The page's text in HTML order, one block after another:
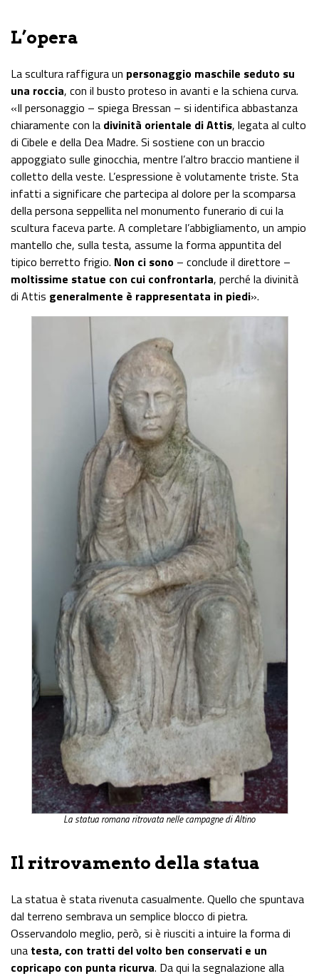
L’opera
La scultura raffigura un personaggio maschile seduto su
una roccia, con il busto proteso in avanti e la schiena curva.
«Il personaggio – spiega Bressan – si identifica abbastanza
chiaramente con la divinità orientale di Attis, legata al culto
di Cibele e della Dea Madre. Si sostiene con un braccio
appoggiato sulle ginocchia, mentre l’altro braccio mantiene il
colletto della veste. L’espressione è volutamente triste. Sta
infatti a significare che partecipa al dolore per la scomparsa
della persona seppellita nel monumento funerario di cui la
scultura faceva parte. A completare l’abbigliamento, un ampio
mantello che, sulla testa, assume la forma appuntita del
tipico berretto frigio. Non ci sono – conclude il direttore –
moltissime statue con cui confrontarla, perché la divinità
di Attis generalmente è rappresentata in piedi».
La statua romana ritrovata nelle campagne di Altino
Il ritrovamento della statua
La statua è stata rivenuta casualmente. Quello che spuntava
dal terreno sembrava un semplice blocco di pietra.
Osservandolo meglio, però, si è riusciti a intuire la forma di
una testa, con tratti del volto ben conservati e un
copricapo con punta ricurva. Da qui la segnalazione alla